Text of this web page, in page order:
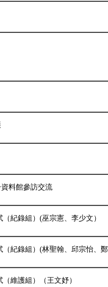
資料館參訪交流
紀錄組）(巫宗憲、李少文）
紀錄組）(林聖翰、邱宗怡、
維護組）（王文妤）